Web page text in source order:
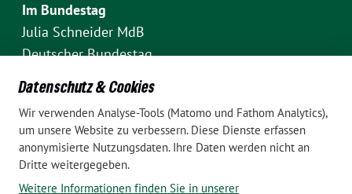
Im Bundestag
Julia Schneider MdB
Deutscher Bundestag
Fraktion Bündnis 90/Die Grünen
Platz der Republik 1
D-10111 Berlin
E-Mail: julia.schneider(at)bundestag.de
Telefon: +49 30 227 70907
Datenschutz & Cookies
Wir verwenden Analyse-Tools (Matomo und Fathom Analytics),
um unsere Website zu verbessern. Diese Dienste erfassen
anonymisierte Nutzungsdaten. Ihre Daten werden nicht an
Dritte weitergegeben.
Weitere Informationen finden Sie in unserer